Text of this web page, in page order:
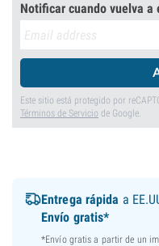
Notificar cuando vuelva a
Este sitio está protegido por
Términos de Servicio de Google.
Entrega rápida a
Envío gratis*
*Envío gratis a partir de un